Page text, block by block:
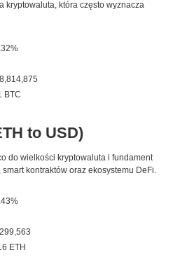
kryptowaluta, która często wyznacza
BTC
to USD)
do wielkości kryptowaluta i fundament
kontraktów oraz ekosystemu DeFi.
ETH